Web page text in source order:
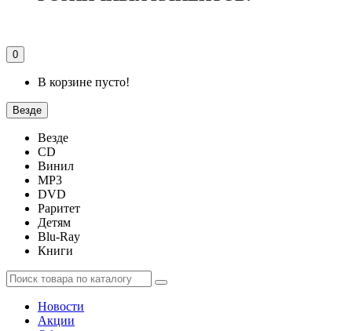
0
В корзине пусто!
Везде
Везде
CD
Винил
MP3
DVD
Раритет
Детям
Blu-Ray
Книги
Новости
Акции